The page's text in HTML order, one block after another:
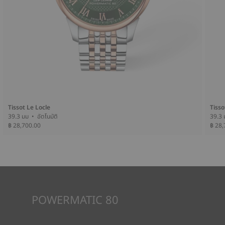
Tissot Le Locle
39.3 มม • อัตโนมัติ
฿ 28,700.00
฿
POWERMATIC 80